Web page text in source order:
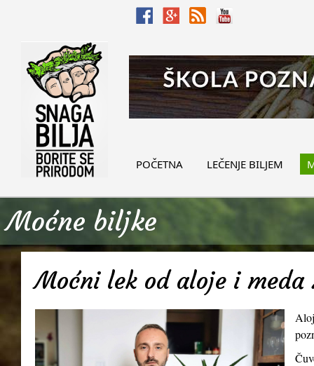
POČETNA LEČENJE BILJEM
Moćne biljke
Moćni lek od aloje i meda